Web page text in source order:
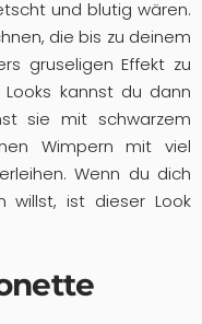
und blutig wären.
die bis zu deinem
gruseligen Effekt zu
kannst du dann
sie mit schwarzem
Wimpern mit viel
Wenn du dich
willst, ist dieser Look